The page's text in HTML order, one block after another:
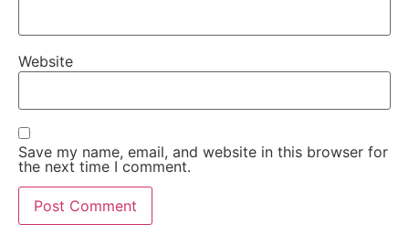
Website
Save my name, email, and website in this browser for
the next time I comment.